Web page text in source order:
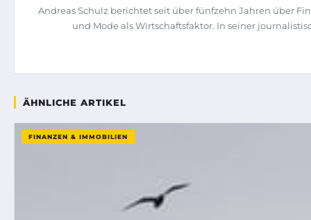
Andreas Schulz berichtet seit über fünfzehn Jahren über
und Mode als Wirtschaftsfaktor. In seiner
ÄHNLICHE ARTIKEL
FINANZEN & IMMOBILIEN